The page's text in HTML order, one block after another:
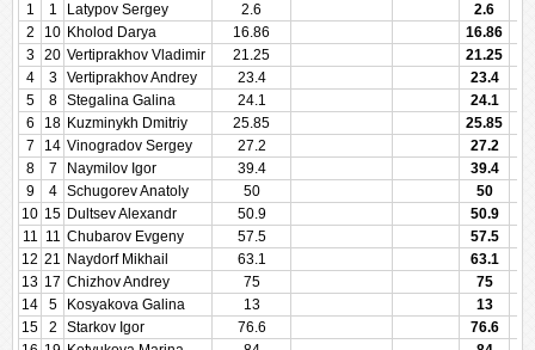
1
1 Latypov Sergey 2.6
2.6
2
10 Kholod Darya 16.86
16.86
3
20 Vertiprakhov Vladimir 21.25
21.25
4
3 Vertiprakhov Andrey 23.4
23.4
5
8 Stegalina Galina 24.1
24.1
6
18 Kuzminykh Dmitriy 25.85
25.85
7
14 Vinogradov Sergey 27.2
27.2
8
7 Naymilov Igor 39.4
39.4
9
4 Schugorev Anatoly 50
50
10 15 Dultsev Alexandr 50.9
50.9
11 11 Chubarov Evgeny 57.5
57.5
12 21 Naydorf Mikhail 63.1
63.1
13 17 Chizhov Andrey 75
75
14
5 Kosyakova Galina 13
13
15
2 Starkov Igor 76.6
76.6